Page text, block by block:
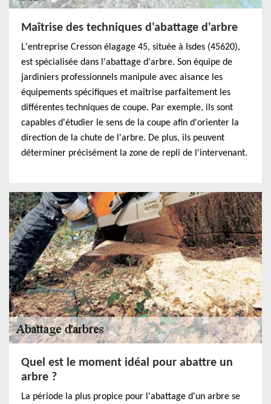
Maîtrise des techniques d'abattage d'arbre
L'entreprise Cresson élagage 45, située à Isdes (45620),
est spécialisée dans l'abattage d'arbre. Son équipe de
jardiniers professionnels manipule avec aisance les
équipements spécifiques et maîtrise parfaitement les
différentes techniques de coupe. Par exemple, ils sont
capables d'étudier le sens de la coupe afin d'orienter la
direction de la chute de l'arbre. De plus, ils peuvent
déterminer précisément la zone de repli de l'intervenant.
Quel est le moment idéal pour abattre un
arbre ?
La période la plus propice pour l'abattage d'un arbre se